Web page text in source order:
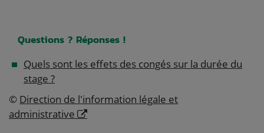
Questions ? Réponses !
Quels sont les effets des congés sur la durée du
stage ?
© Direction de l'information légale et
administrative